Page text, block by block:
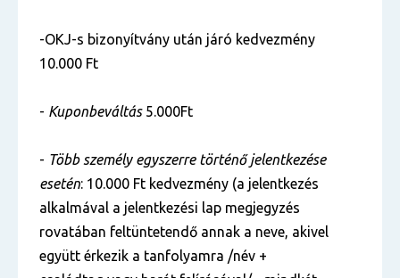
-OKJ-s bizonyítvány után járó kedvezmény
10.000 Ft
- Kuponbeváltás5.000Ft
- Több személy egyszerre történő jelentkezése
esetén: 10.000 Ft kedvezmény (a jelentkezés
alkalmával a jelentkezési lap megjegyzés
rovatában feltüntetendő annak a neve, akivel
együtt érkezik a tanfolyamra /név +